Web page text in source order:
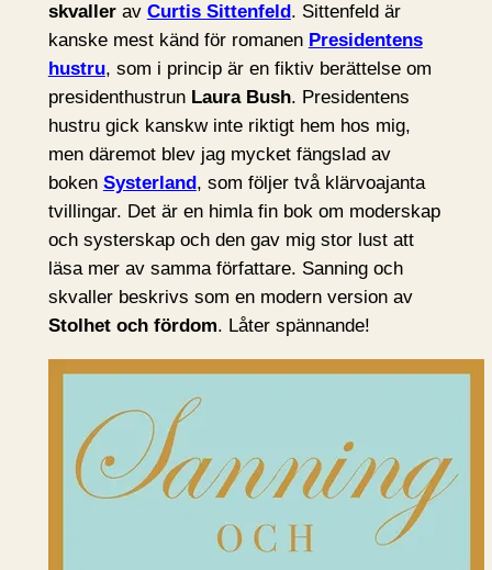
skvallerav Curtis Sittenfeld . Sittenfeld är
kanske mest känd för romanen Presidentens
hustru, som i princip är en fiktiv berättelse om
presidenthustrun Laura Bush. Presidentens
hustru gick kanskw inte riktigt hem hos mig,
men däremot blev jag mycket fängslad av
boken Systerland , som följer två klärvoajanta
tvillingar. Det är en himla fin bok om moderskap
och systerskap och den gav mig stor lust att
läsa mer av samma författare. Sanning och
skvaller beskrivs som en modern version av
Stolhet och fördom. Låter spännande!